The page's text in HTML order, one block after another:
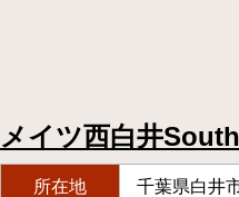
メイツ西白井
所在地 千葉県白井